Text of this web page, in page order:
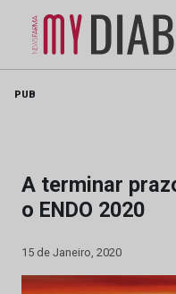
PUB
A terminar
o ENDO 2020
15 de Janeiro, 2020